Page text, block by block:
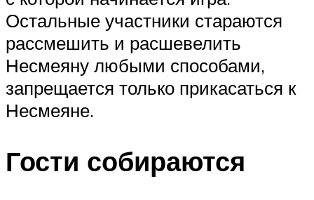
Остальные участники стараются
рассмешить и расшевелить
Несмеяну любыми способами,
запрещается только прикасаться к
Несмеяне.
Гости собираются